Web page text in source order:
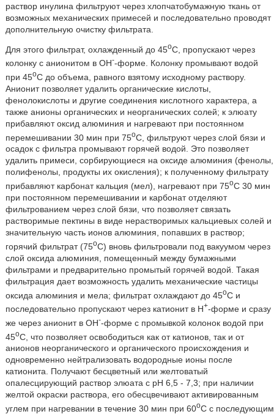
раствор инулина фильтруют через хлопчатобумажную ткань от
возможных механических примесей и последовательно проводят
дополнительную очистку фильтрата.
Для этого фильтрат, охлажденный до 45oC, пропускают через
колонку с анионитом в OH--форме. Колонку промывают водой
при 45oC до объема, равного взятому исходному раствору.
Анионит позволяет удалить органические кислоты,
фенолокислоты и другие соединения кислотного характера, а
также анионы органических и неорганических солей; к элюату
прибавляют оксид алюминия и нагревают при постоянном
перемешивании 30 мин при 75oC, фильтруют через слой бязи и
осадок с фильтра промывают горячей водой. Это позволяет
удалить примеси, сорбирующиеся на оксиде алюминия (фенолы,
полифенолы, продукты их окисления); к полученному фильтрату
прибавляют карбонат кальция (мел), нагревают при 75oC 30 мин
при постоянном перемешивании и карбонат отделяют
фильтрованием через слой бязи, что позволяет связать
растворимые пектины в виде нерастворимых кальциевых солей и
значительную часть ионов алюминия, попавших в раствор;
горячий фильтрат (75oC) вновь фильтровали под вакуумом через
слой оксида алюминия, помещенный между бумажными
фильтрами и предварительно промытый горячей водой. Такая
фильтрация дает возможность удалить механические частицы
оксида алюминия и мела; фильтрат охлаждают до 45oC и
последовательно пропускают через катионит в H+-форме и сразу
же через анионит в OH--форме с промывкой колонок водой при
45oC, что позволяет освободиться как от катионов, так и от
анионов неорганического и органического происхождения и
одновременно нейтрализовать водородные ионы после
катионита. Получают бесцветный или желтоватый
опалесцирующий раствор элюата с pH 6,5 - 7,3; при наличии
желтой окраски раствора, его обесцвечивают активированным
углем при нагревании в течение 30 мин при 60oC с последующим